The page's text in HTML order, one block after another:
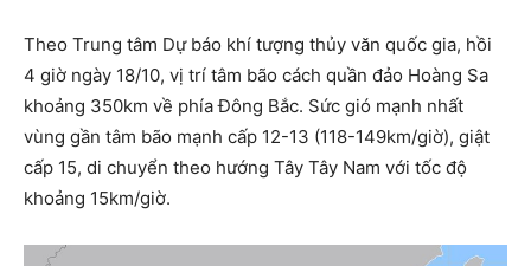
Theo Trung tâm Dự báo khí tượng thủy văn quốc gia, hồi
4 giờ ngày 18/10, vị trí tâm bão cách quần đảo Hoàng Sa
khoảng 350km về phía Đông Bắc. Sức gió mạnh nhất
vùng gần tâm bão mạnh cấp 12-13 (118-149km/giờ), giật
cấp 15, di chuyển theo hướng Tây Tây Nam với tốc độ
khoảng 15km/giờ.